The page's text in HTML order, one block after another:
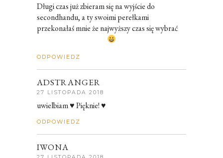
Długi czas już zbieram się na wyjście do
secondhandu, a ty swoimi perełkami
przekonałaś mnie że najwyższy czas się wybrać
ODPOWIEDZ
ADSTRANGER
27 LISTOPADA 2018
uwielbiam ♥ Pięknie! ♥
ODPOWIEDZ
IWONA